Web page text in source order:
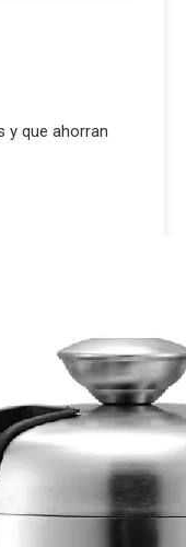
y que ahorran